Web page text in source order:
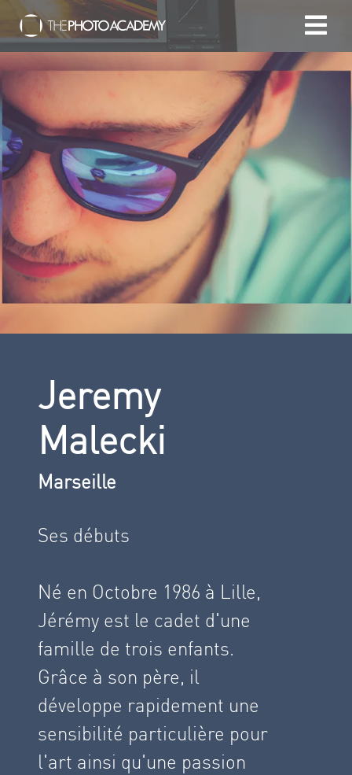
Accueil
Photographes
Offrir une Carte Cadeau
Panier
/EUR
Se connecter
Jeremy
Malecki
Marseille
Ses débuts
Né en Octobre 1986 à Lille,
Jérémy est le cadet d'une
famille de trois enfants.
Grâce à son père, il
développe rapidement une
sensibilité particulière pour
l'art ainsi qu'une passion